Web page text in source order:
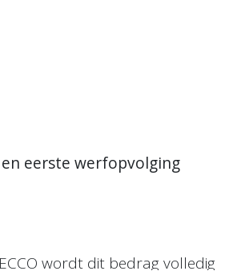
eerste werfopvolging
wordt dit bedrag volledig